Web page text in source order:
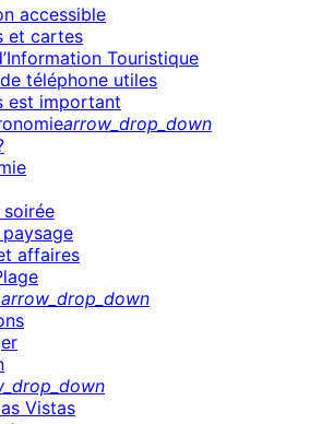
accessible
et cartes
Touristique
téléphone utiles
est important
arrow_drop_down
soirée
affaires
arrow_drop_down
Vistas